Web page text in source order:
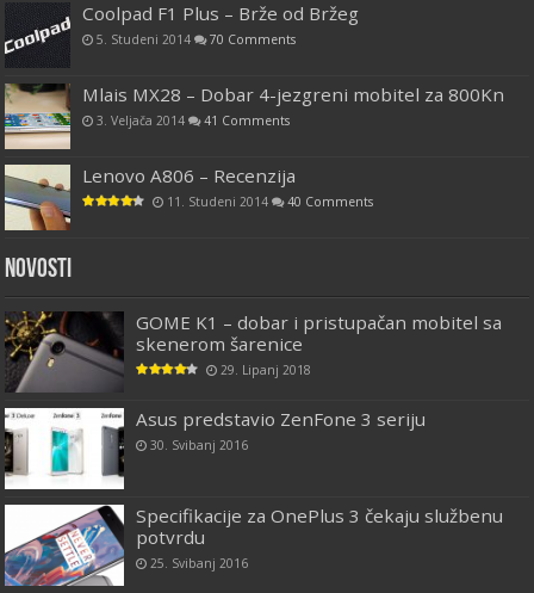
Coolpad F1 Plus – Brže od Bržeg
5. Studeni 2014 70 Comments
Mlais MX28 – Dobar 4-jezgreni mobitel za 800Kn
3. Veljača 2014 41 Comments
Lenovo A806 – Recenzija
11. Studeni 2014 40 Comments
Novosti
GOME K1 – dobar i pristupačan mobitel sa
skenerom šarenice
29. Lipanj 2018
Asus predstavio ZenFone 3 seriju
30. Svibanj 2016
Specifikacije za OnePlus 3 čekaju službenu
potvrdu
25. Svibanj 2016